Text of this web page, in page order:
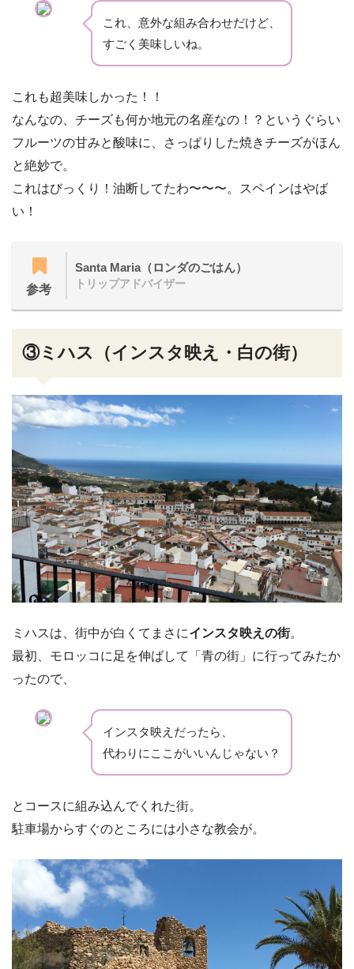
これ、意外な組み合わせだけど、
すごく美味しいね。
これも超美味しかった！！
なんなの、チーズも何か地元の名産なの！？というぐらい
フルーツの甘みと酸味に、さっぱりした焼きチーズがほん
と絶妙で。
これはびっくり！油断してたわ〜〜〜。スペインはやば
い！
参考
Santa Maria（ロンダのごはん）
トリップアドバイザー
③ミハス（インスタ映え・白の街）
ミハスは、街中が白くてまさにインスタ映えの街。
最初、モロッコに足を伸ばして「青の街」に行ってみたか
ったので、
インスタ映えだったら、
代わりにここがいいんじゃない？
とコースに組み込んでくれた街。
駐車場からすぐのところには小さな教会が。